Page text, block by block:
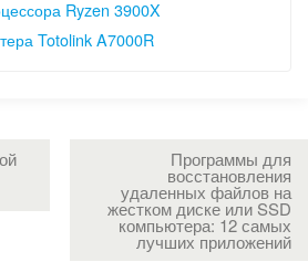
Ryzen 3900X
Totolink A7000R
Программы для
восстановления
удаленных файлов на
жестком диске или SSD
компьютера: 12 самых
лучших приложений